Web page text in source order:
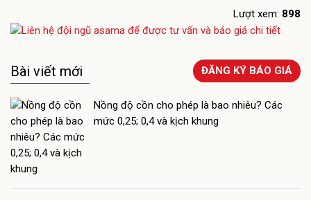
Lượt xem: 898
Bài viết mới ĐĂNG KÝ BÁO GIÁ
Nồng độ cồn cho phép là bao nhiêu? Các
mức 0,25; 0,4 và kịch khung